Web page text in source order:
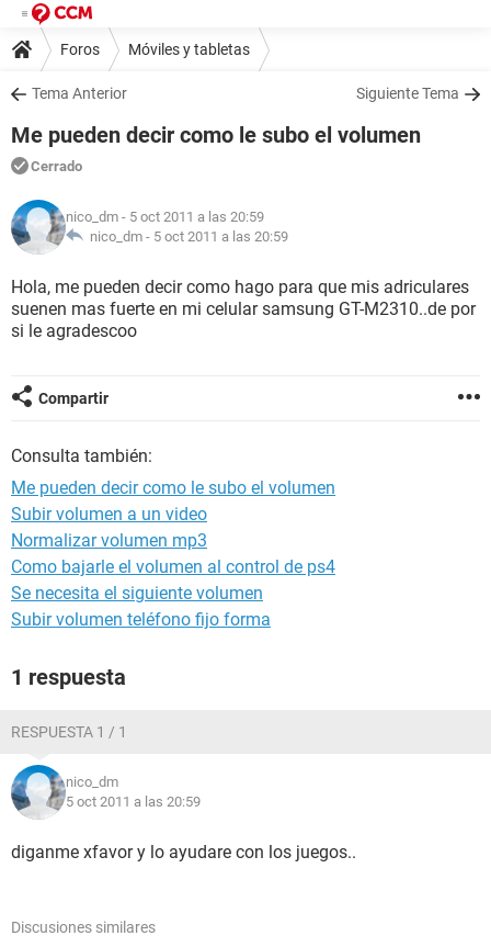
Foros Móviles y tabletas
Tema Anterior Siguiente Tema
Me pueden decir como le subo el volumen
Cerrado
nico_dm - 5 oct 2011 a las 20:59
nico_dm - 5 oct 2011 a las 20:59
Hola, me pueden decir como hago para que mis adriculares
suenen mas fuerte en mi celular samsung GT-M2310..de por
si le agradescoo
Compartir
Consulta también:
Me pueden decir como le subo el volumen
Subir volumen a un video
Normalizar volumen mp3
Como bajarle el volumen al control de ps4
Se necesita el siguiente volumen
Subir volumen teléfono fijo forma
1 respuesta
RESPUESTA 1 / 1
nico_dm
5 oct 2011 a las 20:59
diganme xfavor y lo ayudare con los juegos..
Discusiones similares